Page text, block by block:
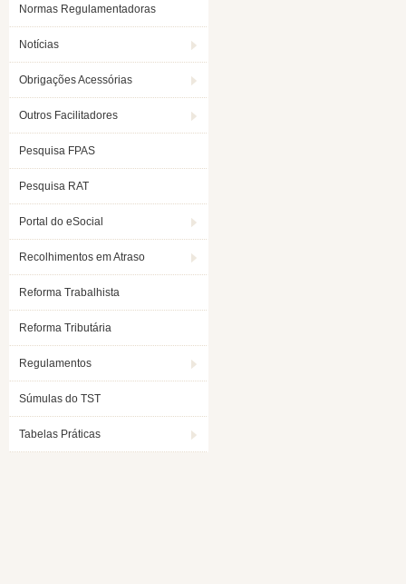
Normas Regulamentadoras
Notícias
Obrigações Acessórias
Outros Facilitadores
Pesquisa FPAS
Pesquisa RAT
Portal do eSocial
Recolhimentos em Atraso
Reforma Trabalhista
Reforma Tributária
Regulamentos
Súmulas do TST
Tabelas Práticas